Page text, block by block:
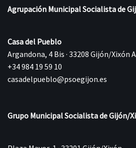
Agrupación Municipal Socialista de
Casa del Pueblo
Argandona, 4 Bis · 33208 Gijón/Xixón
+34 984 19 59 10
casadelpueblo@psoegijon.es
Grupo Municipal Socialista de Gijón/